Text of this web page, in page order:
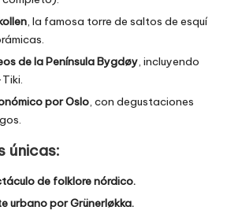
, la famosa torre de saltos de esquí
de la Península Bygdøy, incluyendo
por Oslo, con degustaciones
únicas:
de folklore nórdico.
urbano por Grünerløkka.